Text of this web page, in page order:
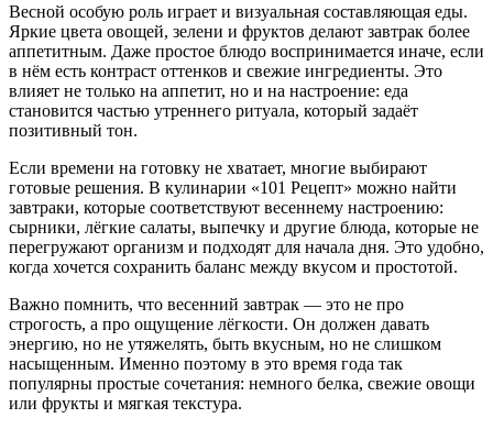
Весной особую роль играет и визуальная составляющая еды.
Яркие цвета овощей, зелени и фруктов делают завтрак более
аппетитным. Даже простое блюдо воспринимается иначе, если
в нём есть контраст оттенков и свежие ингредиенты. Это
влияет не только на аппетит, но и на настроение: еда
становится частью утреннего ритуала, который задаёт
позитивный тон.
Если времени на готовку не хватает, многие выбирают
готовые решения. В кулинарии «101 Рецепт» можно найти
завтраки, которые соответствуют весеннему настроению:
сырники, лёгкие салаты, выпечку и другие блюда, которые не
перегружают организм и подходят для начала дня. Это удобно,
когда хочется сохранить баланс между вкусом и простотой.
Важно помнить, что весенний завтрак — это не про
строгость, а про ощущение лёгкости. Он должен давать
энергию, но не утяжелять, быть вкусным, но не слишком
насыщенным. Именно поэтому в это время года так
популярны простые сочетания: немного белка, свежие овощи
или фрукты и мягкая текстура.